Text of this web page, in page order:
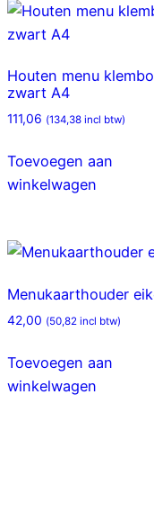
Houten menu
zwart A4
111,06 (134,38 incl btw)
Toevoegen aan
winkelwagen
Menukaarthouder
42,00 (50,82 incl btw)
Toevoegen aan
winkelwagen